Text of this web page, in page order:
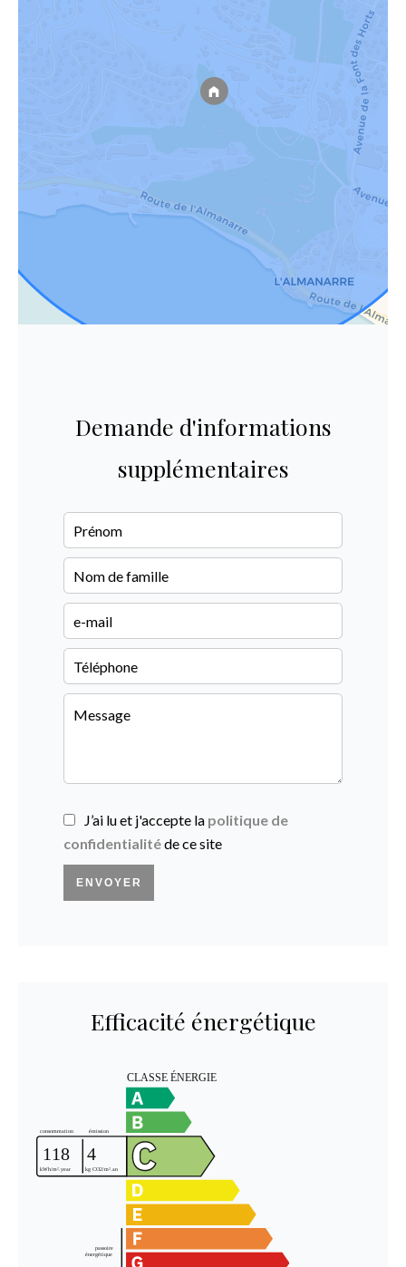
Demande d'informations
supplémentaires
J’ai lu et j'accepte la politique de
confidentialitéde ce site
ENVOYER
Efficacité énergétique